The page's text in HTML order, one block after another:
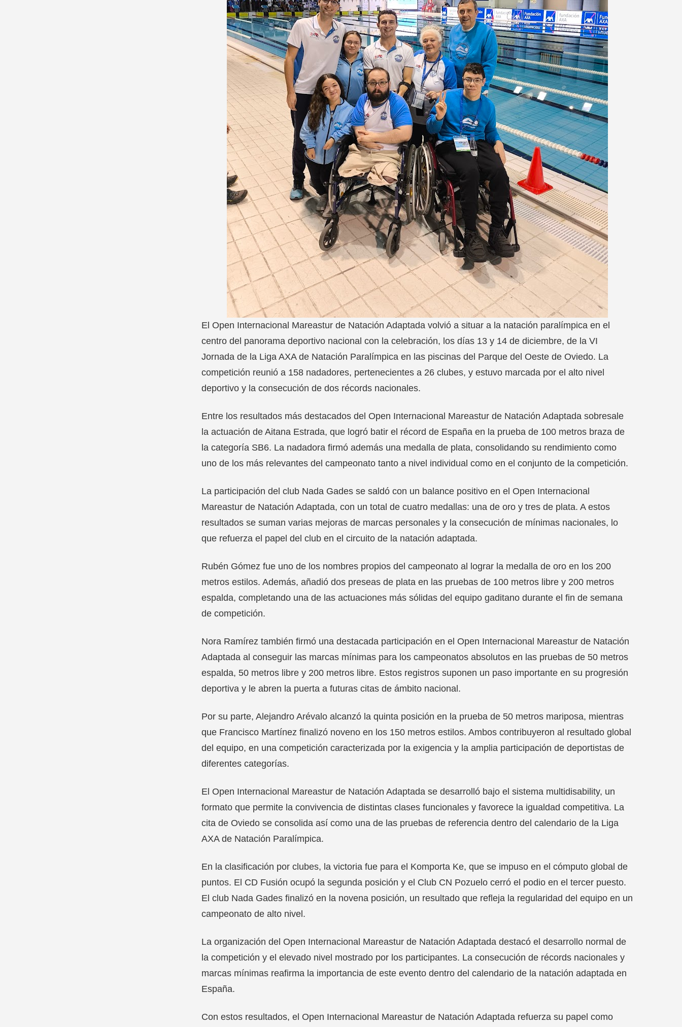
El Open Internacional Mareastur de Natación Adaptada volvió a situar a la natación paralímpica en el
centro del panorama deportivo nacional con la celebración, los días 13 y 14 de diciembre, de la VI
Jornada de la Liga AXA de Natación Paralímpica en las piscinas del Parque del Oeste de Oviedo. La
competición reunió a 158 nadadores, pertenecientes a 26 clubes, y estuvo marcada por el alto nivel
deportivo y la consecución de dos récords nacionales.
Entre los resultados más destacados del Open Internacional Mareastur de Natación Adaptada sobresale
la actuación de Aitana Estrada, que logró batir el récord de España en la prueba de 100 metros braza de
la categoría SB6. La nadadora firmó además una medalla de plata, consolidando su rendimiento como
uno de los más relevantes del campeonato tanto a nivel individual como en el conjunto de la competición.
La participación del club Nada Gades se saldó con un balance positivo en el Open Internacional
Mareastur de Natación Adaptada, con un total de cuatro medallas: una de oro y tres de plata. A estos
resultados se suman varias mejoras de marcas personales y la consecución de mínimas nacionales, lo
que refuerza el papel del club en el circuito de la natación adaptada.
Rubén Gómez fue uno de los nombres propios del campeonato al lograr la medalla de oro en los 200
metros estilos. Además, añadió dos preseas de plata en las pruebas de 100 metros libre y 200 metros
espalda, completando una de las actuaciones más sólidas del equipo gaditano durante el fin de semana
de competición.
Nora Ramírez también firmó una destacada participación en el Open Internacional Mareastur de Natación
Adaptada al conseguir las marcas mínimas para los campeonatos absolutos en las pruebas de 50 metros
espalda, 50 metros libre y 200 metros libre. Estos registros suponen un paso importante en su progresión
deportiva y le abren la puerta a futuras citas de ámbito nacional.
Por su parte, Alejandro Arévalo alcanzó la quinta posición en la prueba de 50 metros mariposa, mientras
que Francisco Martínez finalizó noveno en los 150 metros estilos. Ambos contribuyeron al resultado global
del equipo, en una competición caracterizada por la exigencia y la amplia participación de deportistas de
diferentes categorías.
El Open Internacional Mareastur de Natación Adaptada se desarrolló bajo el sistema multidisability, un
formato que permite la convivencia de distintas clases funcionales y favorece la igualdad competitiva. La
cita de Oviedo se consolida así como una de las pruebas de referencia dentro del calendario de la Liga
AXA de Natación Paralímpica.
En la clasificación por clubes, la victoria fue para el Komporta Ke, que se impuso en el cómputo global de
puntos. El CD Fusión ocupó la segunda posición y el Club CN Pozuelo cerró el podio en el tercer puesto.
El club Nada Gades finalizó en la novena posición, un resultado que refleja la regularidad del equipo en un
campeonato de alto nivel.
La organización del Open Internacional Mareastur de Natación Adaptada destacó el desarrollo normal de
la competición y el elevado nivel mostrado por los participantes. La consecución de récords nacionales y
marcas mínimas reafirma la importancia de este evento dentro del calendario de la natación adaptada en
España.
Con estos resultados, el Open Internacional Mareastur de Natación Adaptada refuerza su papel como